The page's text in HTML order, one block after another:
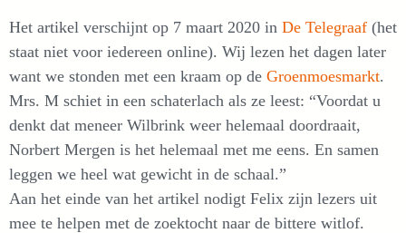
Het artikel verschijnt op 7 maart 2020 in De Telegraaf (het
staat niet voor iedereen online). Wij lezen het dagen later
want we stonden met een kraam op de Groenmoesmarkt.
Mrs. M schiet in een schaterlach als ze leest: “Voordat u
denkt dat meneer Wilbrink weer helemaal doordraait,
Norbert Mergen is het helemaal met me eens. En samen
leggen we heel wat gewicht in de schaal.”
Aan het einde van het artikel nodigt Felix zijn lezers uit
mee te helpen met de zoektocht naar de bittere witlof.